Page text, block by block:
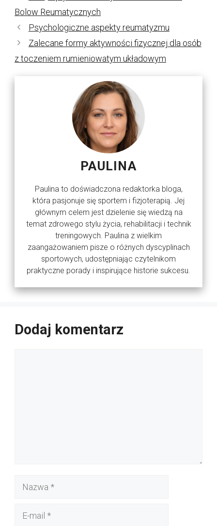
Bolow Reumatycznych
Psychologiczne aspekty reumatyzmu
Zalecane formy aktywności fizycznej dla osób
z toczeniem rumieniowatym układowym
PAULINA
Paulina to doświadczona redaktorka bloga,
która pasjonuje się sportem i fizjoterapią. Jej
głównym celem jest dzielenie się wiedzą na
temat zdrowego stylu życia, rehabilitacji i technik
treningowych. Paulina z wielkim
zaangażowaniem pisze o różnych dyscyplinach
sportowych, udostępniając czytelnikom
praktyczne porady i inspirujące historie sukcesu.
Dodaj komentarz
Nazwa